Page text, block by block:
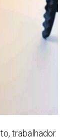
trabalhador